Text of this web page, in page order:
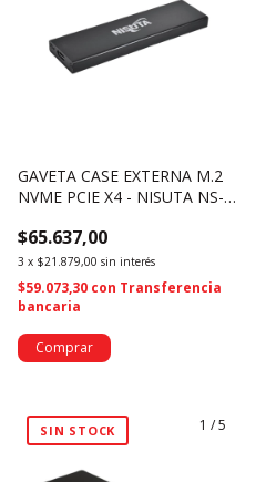
GAVETA CASE EXTERNA M.2
NVME PCIE X4 - NISUTA NS-
$65.637,00
3 x $21.879,00 sin interés
$59.073,30 con Transferencia
bancaria
1 /5
SIN STOCK